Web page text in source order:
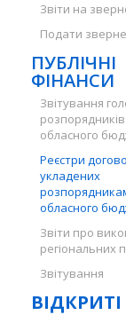
Звіти на
Подати
ПУБЛІЧНІ
ФІНАНСИ
Звітування
обласного
Реєстри
укладених
обласного
Звіти про
регіональних
Звітування